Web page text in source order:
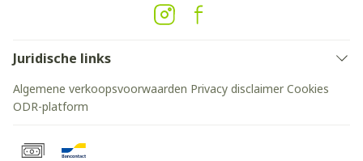
Juridische links
Algemene verkoopsvoorwaarden Privacy disclaimer Cookies
ODR-platform